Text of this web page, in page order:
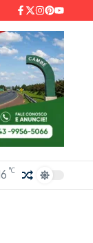
clássico Botafogo
°C